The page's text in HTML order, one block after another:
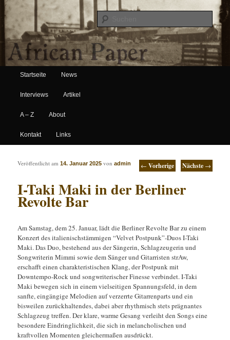
African Paper
Hauptmenü
Zum Inhalt wechseln
Zum sekundären Inhalt wechseln
Startseite News
Interviews Artikel
A – Z About
Kontakt Links
Artikelnavigation ← Vorherige Nächste →
I-Taki Maki in der Berliner
Revolte Bar
Veröffentlicht am14. Januar 2025 vonadmin
Am Samstag, dem 25. Januar, lädt die Berliner Revolte Bar zu einem
Konzert des italienischstämmigen “Velvet Postpunk”-Duos I-Taki
Maki. Das Duo, bestehend aus der Sängerin, Schlagzeugerin und
Songwriterin Mimmi sowie dem Sänger und Gitarristen strAw,
erschafft einen charakteristischen Klang, der Postpunk mit
Downtempo-Rock und songwriterischer Finesse verbindet. I-Taki
Maki bewegen sich in einem vielseitigen Spannungsfeld, in dem
sanfte, eingängige Melodien auf verzerrte Gitarrenparts und ein
bisweilen zurückhaltendes, dabei aber rhythmisch stets prägnantes
Schlagzeug treffen. Der klare, warme Gesang verleiht den Songs eine
besondere Eindringlichkeit, die sich in melancholischen und
kraftvollen Momenten gleichermaßen ausdrückt.